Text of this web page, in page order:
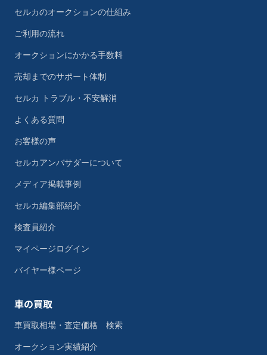
セルカのオークションの仕組み
ご利用の流れ
オークションにかかる手数料
売却までのサポート体制
セルカ トラブル・不安解消
よくある質問
お客様の声
セルカアンバサダーについて
メディア掲載事例
セルカ編集部紹介
検査員紹介
マイページログイン
バイヤー様ページ
車の買取
車買取相場・査定価格 検索
オークション実績紹介